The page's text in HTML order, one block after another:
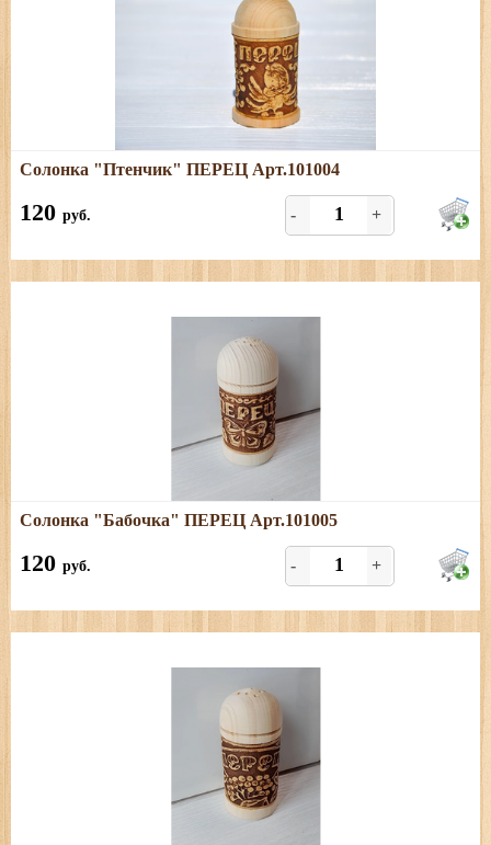
Подробнее
Размеры: высота - 9 см, диаметр - 4 см. Только ПЕРЕЦ.
Солонка "Птенчик" ПЕРЕЦ Арт.101004
120 руб. - +
Подробнее
Размеры: высота - 9 см, диаметр - 4 см. Только ПЕРЕЦ.
Солонка "Бабочка" ПЕРЕЦ Арт.101005
120 руб. - +